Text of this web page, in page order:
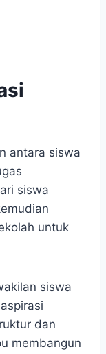
antara siswa
siswa
untuk
siswa
dan
membangun